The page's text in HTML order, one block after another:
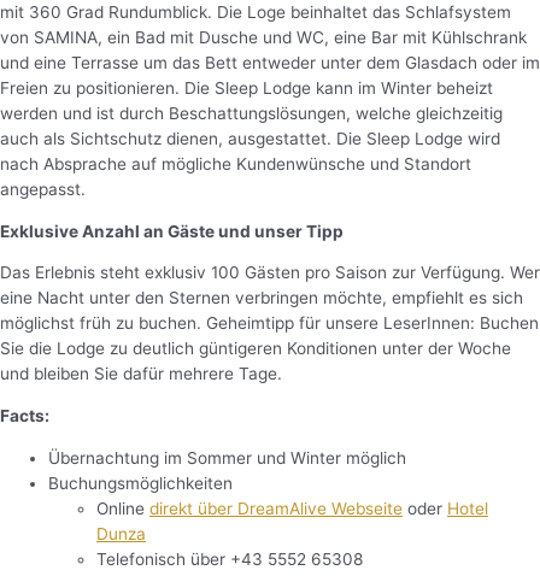
mit 360 Grad Rundumblick. Die Loge beinhaltet das Schlafsystem
von SAMINA, ein Bad mit Dusche und WC, eine Bar mit Kühlschrank
und eine Terrasse um das Bett entweder unter dem Glasdach oder im
Freien zu positionieren. Die Sleep Lodge kann im Winter beheizt
werden und ist durch Beschattungslösungen, welche gleichzeitig
auch als Sichtschutz dienen, ausgestattet. Die Sleep Lodge wird
nach Absprache auf mögliche Kundenwünsche und Standort
angepasst.
Exklusive Anzahl an Gäste und unser Tipp
Das Erlebnis steht exklusiv 100 Gästen pro Saison zur Verfügung. Wer
eine Nacht unter den Sternen verbringen möchte, empfiehlt es sich
möglichst früh zu buchen. Geheimtipp für unsere LeserInnen: Buchen
Sie die Lodge zu deutlich güntigeren Konditionen unter der Woche
und bleiben Sie dafür mehrere Tage.
Facts:
Übernachtung im Sommer und Winter möglich
Buchungsmöglichkeiten
Online direkt über DreamAlive Webseite oder Hotel
Dunza
Telefonisch über +43 5552 65308